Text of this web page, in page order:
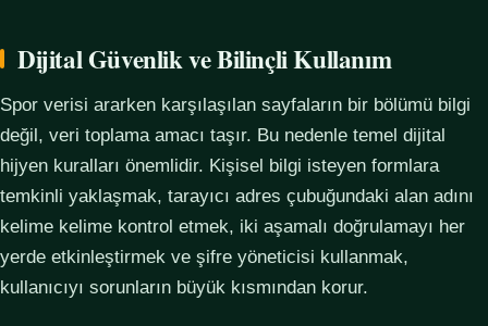
Dijital Güvenlik ve Bilinçli Kullanım
Spor verisi ararken karşılaşılan sayfaların bir bölümü bilgi
değil, veri toplama amacı taşır. Bu nedenle temel dijital
hijyen kuralları önemlidir. Kişisel bilgi isteyen formlara
temkinli yaklaşmak, tarayıcı adres çubuğundaki alan adını
kelime kelime kontrol etmek, iki aşamalı doğrulamayı her
yerde etkinleştirmek ve şifre yöneticisi kullanmak,
kullanıcıyı sorunların büyük kısmından korur.